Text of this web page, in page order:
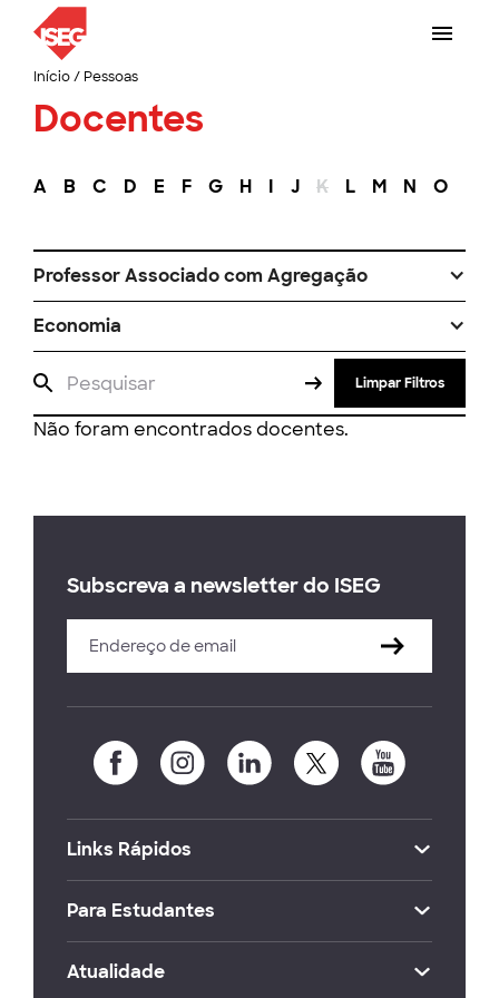
Início/ Pessoas
Docentes
A B C D E F G H I J K L M N O
Professor Associado com Agregação
Economia
Limpar Filtros
Não foram encontrados docentes.
Subscreva a newsletter do ISEG
Links Rápidos
Para Estudantes
Atualidade